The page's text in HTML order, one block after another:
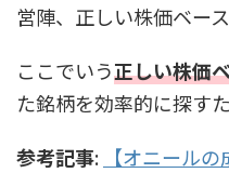
営陣、正しい株価ベー
ここでいう正しい株価
た銘柄を効率的に探す
参考記事:
【オニール